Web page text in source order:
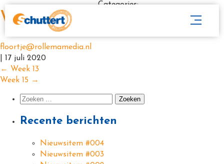
Week 14
floortje@rollemamedia.nl
17 juli 2020
Categories:
← Week 13
Week 15 →
Recente berichten
Nieuwsitem #004
Nieuwsitem #003